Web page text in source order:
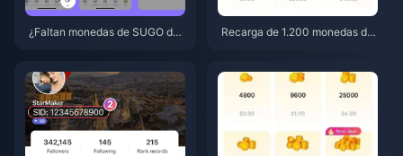
¿Faltan monedas de SUGO des
Recarga de 1.200 monedas de
de junio de 2026)